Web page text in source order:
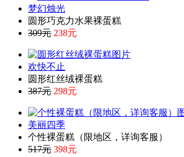
梦幻烛光
圆形巧克力水果裸蛋糕
309元 238元
欢快不止
圆形红丝绒裸蛋糕
387元 298元
美丽四季
个性裸蛋糕（限地区，详询客服）
517元 398元